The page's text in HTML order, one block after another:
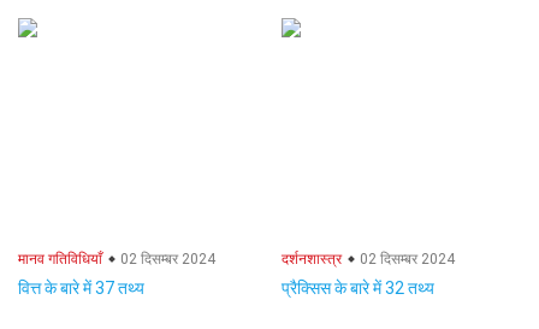
मानव गतिविधियाँ 02 दिसम्बर 2024
वित्त के बारे में 37 तथ्य
दर्शनशास्त्र 02 दिसम्बर 2024
प्रैक्सिस के बारे में 32 तथ्य